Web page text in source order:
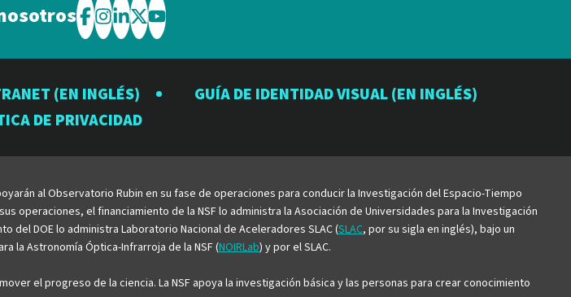
Visite
el
Observatorio
Rubin
Visite
el
Observatorio
Rubin
Visite
el
Observatorio
Rubin
Visite
el
Observatorio
Rubin
Visite
el
Observatorio
(EN INGLÉS)
GUÍA DE IDENTIDAD VISUAL (EN INGLÉS)
DE PRIVACIDAD
al Observatorio Rubin en su fase de operaciones para conducir la Investigación del Espacio-Tiempo
operaciones, el financiamiento de la NSF lo administra la Asociación de Universidades para la Investigación
del DOE lo administra Laboratorio Nacional de Aceleradores SLAC (SLAC, por su sigla en inglés), bajo un
la Astronomía Óptica-Infrarroja de la NSF (NOIRLab) y por el SLAC.
el progreso de la ciencia. La NSF apoya la investigación básica y las personas para crear conocimiento